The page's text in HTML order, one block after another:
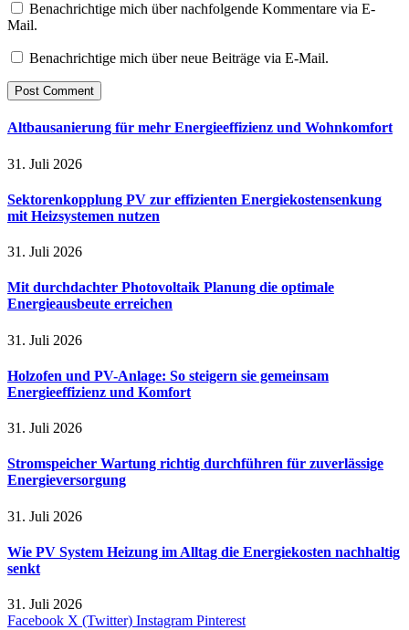
Benachrichtige mich über nachfolgende Kommentare via E-
Mail.
Benachrichtige mich über neue Beiträge via E-Mail.
Altbausanierung für mehr Energieeffizienz und Wohnkomfort
31. Juli 2026
Sektorenkopplung PV zur effizienten Energiekostensenkung
mit Heizsystemen nutzen
31. Juli 2026
Mit durchdachter Photovoltaik Planung die optimale
Energieausbeute erreichen
31. Juli 2026
Holzofen und PV-Anlage: So steigern sie gemeinsam
Energieeffizienz und Komfort
31. Juli 2026
Stromspeicher Wartung richtig durchführen für zuverlässige
Energieversorgung
31. Juli 2026
Wie PV System Heizung im Alltag die Energiekosten nachhaltig
senkt
31. Juli 2026
Facebook X (Twitter) Instagram Pinterest